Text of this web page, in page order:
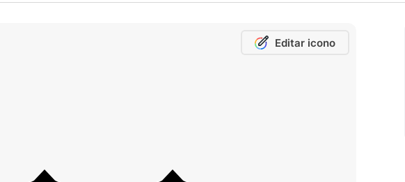
Editar icono